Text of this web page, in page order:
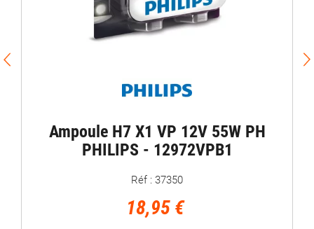
Ampoule H7 X1 VP 12V 55W PH
PHILIPS - 12972VPB1
Réf : 37350
18,95 €